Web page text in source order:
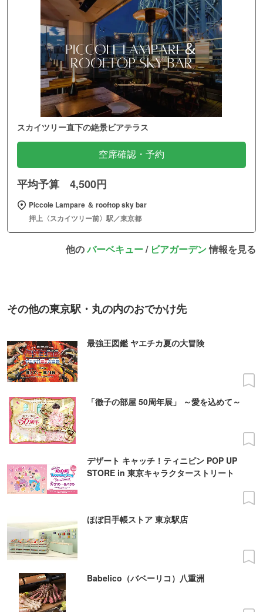
スカイツリー直下の絶景ビアテラス
空席確認・予約
平均予算 4,500円
Piccole Lampare ＆ rooftop sky bar
押上〈スカイツリー前〉駅／東京都
他のバーベキュー/ ビアガーデン情報を見る
その他の東京駅・丸の内のおでかけ先
最強王図鑑 ヤエチカ夏の大冒険
「徹子の部屋 50周年展」 ～愛を込めて～
デザート キャッチ！ティニピン POP UP
STORE in 東京キャラクターストリート
ほぼ日手帳ストア 東京駅店
Babelico（バベーリコ）八重洲